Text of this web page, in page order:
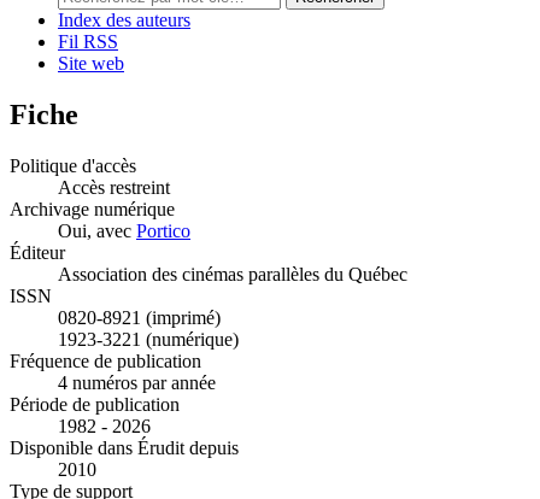
Index des auteurs
Fil RSS
Site web
Fiche
Politique d'accès
Accès restreint
Archivage numérique
Oui, avec Portico
Éditeur
Association des cinémas parallèles du Québec
ISSN
0820-8921 (imprimé)
1923-3221 (numérique)
Fréquence de publication
4 numéros par année
Période de publication
1982 - 2026
Disponible dans Érudit depuis
2010
Type de support